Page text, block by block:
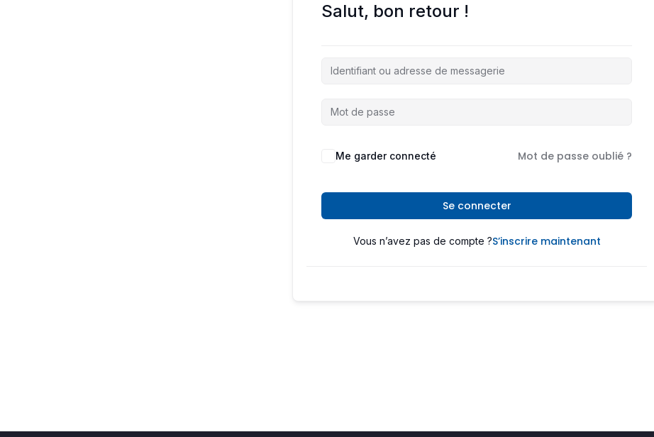
Salut, bon retour !
Me garder connecté Mot de passe oublié ?
Se connecter
Vous n’avez pas de compte ?S’inscrire maintenant